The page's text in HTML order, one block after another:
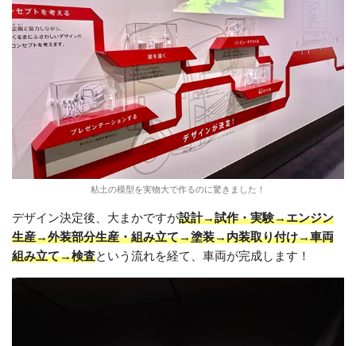
粘土の模型を実物大で作るのに驚きました！
デザイン決定後、大まかですが設計→試作・実験→エンジン
生産→外装部分生産・組み立て→塗装→内装取り付け→車両
組み立て→検査という流れを経て、車両が完成します！